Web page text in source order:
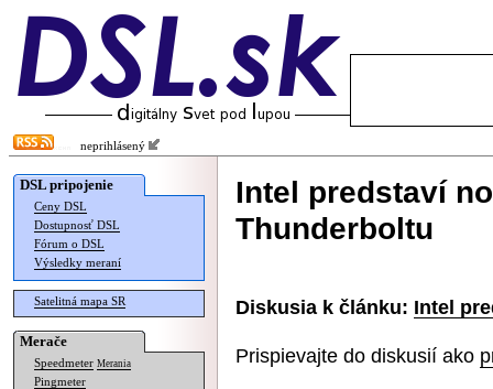
neprihlásený
DSL pripojenie
Ceny DSL
Dostupnosť DSL
Fórum o DSL
Výsledky meraní
Satelitná mapa SR
Merače
Speedmeter Merania
Pingmeter
Intel predstaví
Thunderboltu
Diskusia k článku: Intel
Prispievajte do diskusií ako